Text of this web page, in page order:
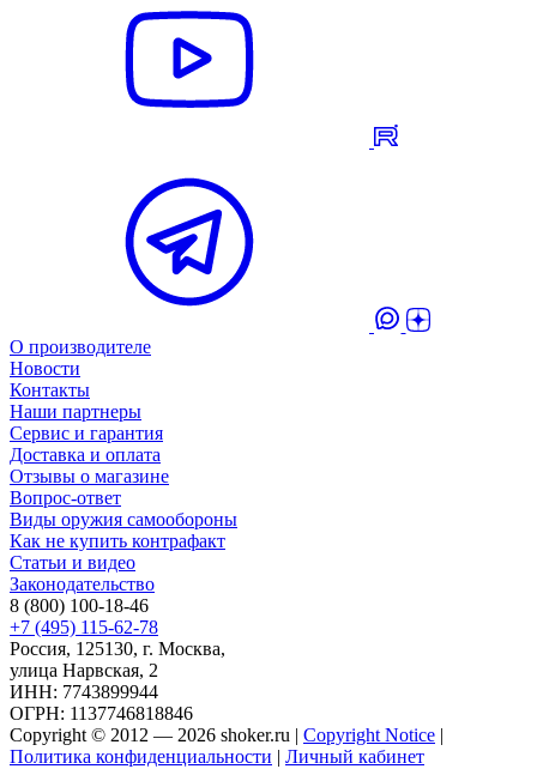
О производителе
Новости
Контакты
Наши партнеры
Сервис и гарантия
Доставка и оплата
Отзывы о магазине
Вопрос-ответ
Виды оружия самообороны
Как не купить контрафакт
Статьи и видео
Законодательство
8 (800) 100-18-46
+7 (495) 115-62-78
Россия, 125130, г. Москва,
улица Нарвская, 2
ИНН: 7743899944
ОГРН: 1137746818846
Copyright © 2012 — 2026 shoker.ru | Copyright Notice |
Политика конфиденциальности | Личный кабинет